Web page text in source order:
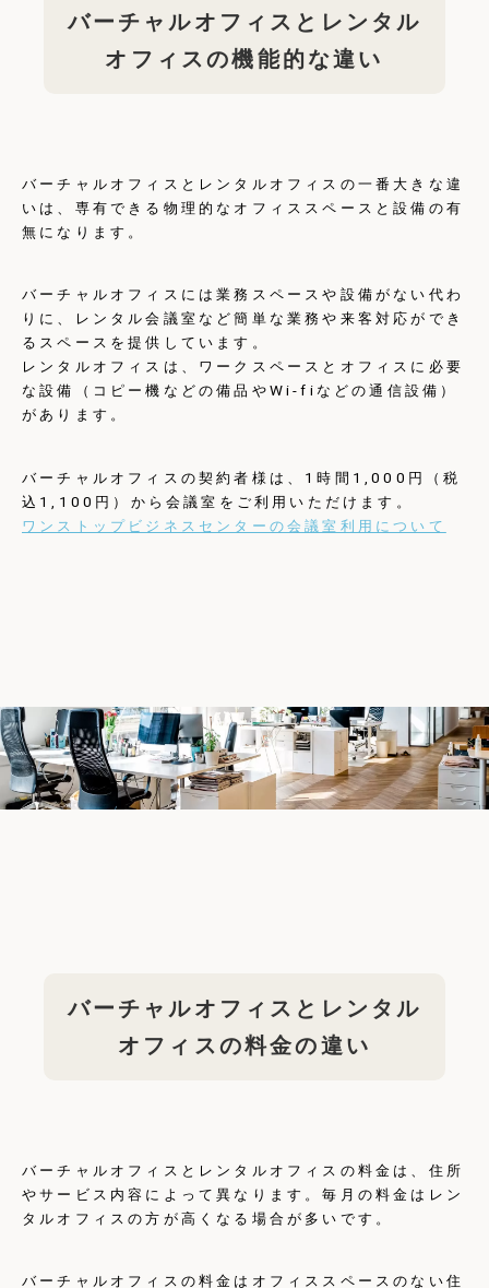
バーチャルオフィスとレンタル
オフィスの機能的な違い
バーチャルオフィスとレンタルオフィスの一番大きな違
いは、専有できる物理的なオフィススペースと設備の有
無になります。
バーチャルオフィスには業務スペースや設備がない代わ
りに、レンタル会議室など簡単な業務や来客対応ができ
るスペースを提供しています。
レンタルオフィスは、ワークスペースとオフィスに必要
な設備（コピー機などの備品やWi-fiなどの通信設備）
があります。
バーチャルオフィスの契約者様は、1時間1,000円（税
込1,100円）から会議室をご利用いただけます。
ワンストップビジネスセンターの会議室利用について
バーチャルオフィスとレンタル
オフィスの料金の違い
バーチャルオフィスとレンタルオフィスの料金は、住所
やサービス内容によって異なります。毎月の料金はレン
タルオフィスの方が高くなる場合が多いです。
バーチャルオフィスの料金はオフィススペースのない住